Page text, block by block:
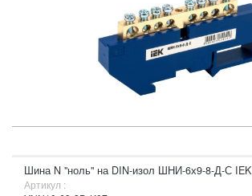
Шина N "ноль" на DIN-изол ШНИ-6х9-8-Д-С IEK
Артикул :